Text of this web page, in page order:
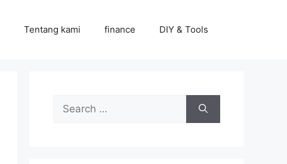
Tentang kami finance DIY & Tools
Search
for: